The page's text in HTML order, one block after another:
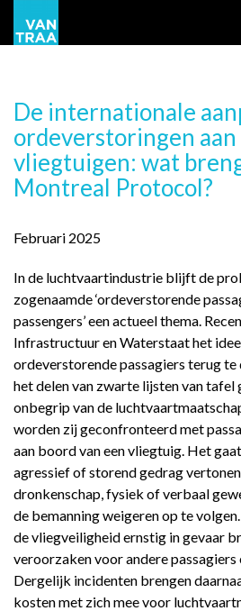
De internationale
ordeverstoringen aan
vliegtuigen: wat
Montreal Protocol?
Februari 2025
In de luchtvaartindustrie blijft de
zogenaamde ‘ordeverstorende
passengers’ een actueel thema.
Infrastructuur en Waterstaat het
ordeverstorende passagiers terug
het delen van zwarte lijsten van tafel
onbegrip van de
worden zij geconfronteerd met
aan boord van een vliegtuig. Het
agressief of storend gedrag
dronkenschap, fysiek of verbaal
de bemanning weigeren op te
de vliegveiligheid ernstig in gevaar
veroorzaken voor andere passagiers
Dergelijk incidenten brengen
kosten met zich mee voor